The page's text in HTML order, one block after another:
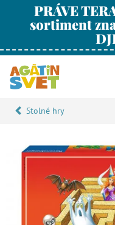
PRÁVE
sortiment
Stolné hry